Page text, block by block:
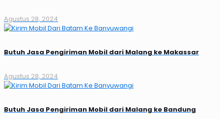
Agustus 28, 2024
Butuh Jasa Pengiriman Mobil dari Malang ke Makassar
Agustus 28, 2024
Butuh Jasa Pengiriman Mobil dari Malang ke Bandung